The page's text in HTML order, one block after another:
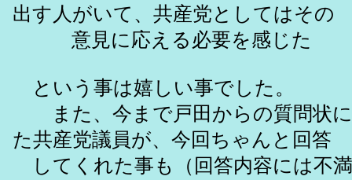
出す人がいて、共産党としてはその
意見に応える必要を感じた
という事は嬉しい事でした。
また、今まで戸田からの質問状に
た共産党議員が、今回ちゃんと回答
してくれた事も（回答内容には不